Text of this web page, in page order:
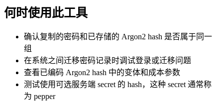
何时使用此工具
确认复制的密码和已存储的 Argon2 hash 是否属于同一
组
在系统之间迁移密码记录时调试登录或迁移问题
查看已编码 Argon2 hash 中的变体和成本参数
测试使用可选服务端 secret 的 hash，这种 secret 通常称
为 pepper